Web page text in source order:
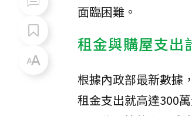
面臨困難。
租金與購屋支出
根據內政部最新數據
租金支出就高達300